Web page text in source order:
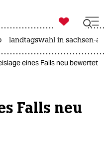

taz zahl ich
landtagswahl in sachsen-
eines Falls neu bewertet
Falls neu